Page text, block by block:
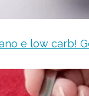
e low carb!